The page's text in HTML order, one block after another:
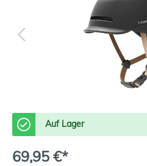
Auf Lager
69,95 €*